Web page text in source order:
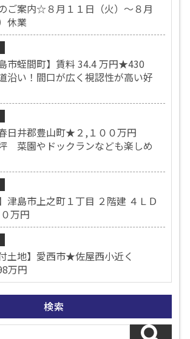
ご案内☆８月１１日（火）～８月
休業
市蛭間町】賃料 34.4 万円★430
い！間口が広く視認性が高い好
春日井郡豊山町★２,１００万円
菜園やドックランなども楽しめ
津島市上之町１丁目 ２階建 ４ＬＤ
万円
付土地】愛西市★佐屋西小近く
万円
検索